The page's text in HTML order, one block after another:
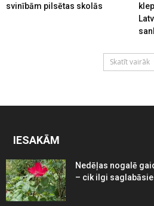
svinībām pilsētas skolās
Skatīt vairāk
IESAKĀM
Nedēļas nogalē
– cik ilgi